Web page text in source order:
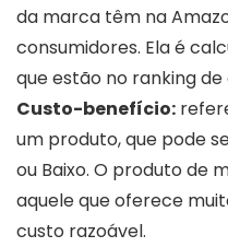
da marca têm na
consumidores. Ela é
que estão no ranking
Custo-benefício:
um produto, que pode
ou Baixo. O produto de
aquele que oferece
custo razoável.